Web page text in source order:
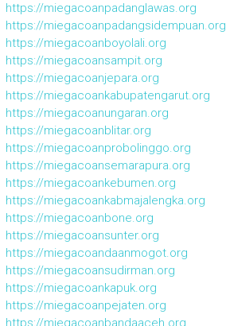
https://miegacoanpadanglawas.org
https://miegacoanpadangsidempuan.org
https://miegacoanboyolali.org
https://miegacoansampit.org
https://miegacoanjepara.org
https://miegacoankabupatengarut.org
https://miegacoanungaran.org
https://miegacoanblitar.org
https://miegacoanprobolinggo.org
https://miegacoansemarapura.org
https://miegacoankebumen.org
https://miegacoankabmajalengka.org
https://miegacoanbone.org
https://miegacoansunter.org
https://miegacoandaanmogot.org
https://miegacoansudirman.org
https://miegacoankapuk.org
https://miegacoanpejaten.org
https://miegacoanbandaaceh.org